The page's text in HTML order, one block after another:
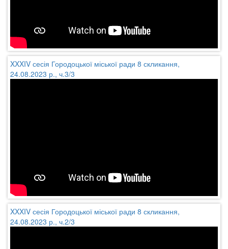
XXXIV сесія Городоцької міської ради 8 скликання,
24.08.2023 р., ч.3/3
XXXIV сесія Городоцької міської ради 8 скликання,
24.08.2023 р., ч.2/3